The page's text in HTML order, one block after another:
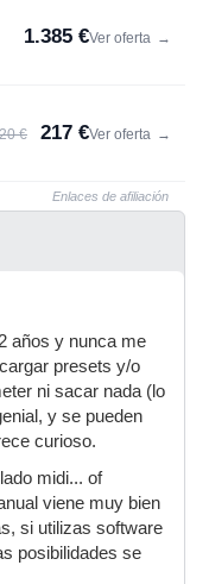
1.385 €Ver oferta →
€ 217 €Ver oferta →
Enlaces de afiliación
años y nunca me
presets y/o
ni sacar nada (lo
y se pueden
curioso.
midi... of
viene muy bien
si utilizas software
posibilidades se